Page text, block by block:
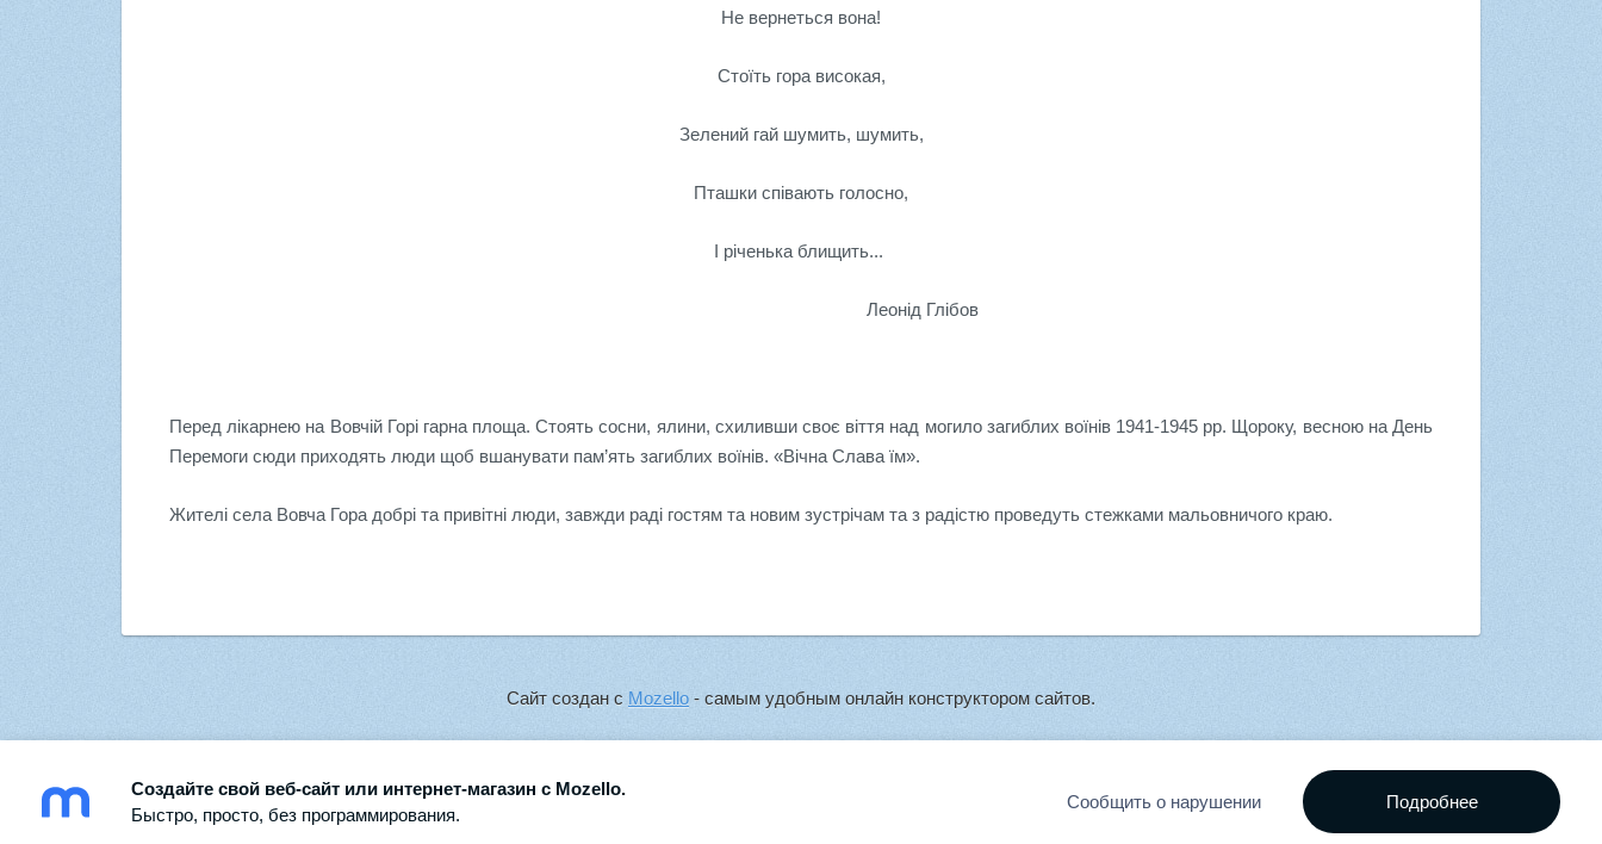
Не вернеться вона!
Стоїть гора високая,
Зелений гай шумить, шумить,
Пташки співають голосно,
І річенька блищить...
Леонід Глібов
Перед лікарнею на Вовчій Горі гарна площа. Стоять сосни, ялини, схиливши своє віття над могило загиблих воїнів 1941-1945 рр. Щороку, весною на День
Перемоги сюди приходять люди щоб вшанувати пам’ять загиблих воїнів. «Вічна Слава їм».
Жителі села Вовча Гора добрі та привітні люди, завжди раді гостям та новим зустрічам та з радістю проведуть стежками мальовничого краю.
Сайт создан с Mozello - самым удобным онлайн конструктором сайтов.
Создайте свой веб-сайт или интернет-магазин с Mozello.
Быстро, просто, без программирования.
Сообщить о нарушении Подробнее